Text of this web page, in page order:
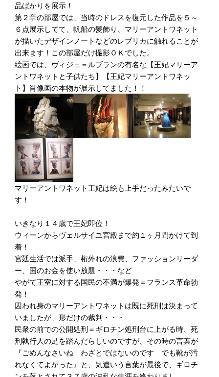
品ばかりを展示！
第２章の部屋では、当時のドレスを復元した作品を５～
６点展示してて、帆船の髪飾り、マリーアントワネット
が描いたデザインノートなどのレプリカに触れることが
出来ます！この部屋だけ撮影ＯＫでした。
絵画では、ヴィジェ＝ルブランの有名な【王妃マリーア
ントワネットと子供たち】【王妃マリーアントワネッ
ト】肖像画の本物が展示してました！！
マリーアントワネット王妃は絵も上手だったみたいで
す！
いきなり１４歳で王妃即位！
ウィーンからヴェルサイユ宮殿まで約１ヶ月間かけて到
着！
宮廷生活では派手、桁外れの浪費、ファッションリーダ
ー、国のお金を使い放題・・・など
やがて王室に対する国民の不満が爆発＝フランス革命勃
発！
囚われ身のマリーアントワネットは既に死刑は決まって
いましたが、形だけの裁判・・・
民衆の前での公開処刑＝ギロチン処刑台に上がる時、死
刑執行人の足を踏んだらしいのですが、その時の言葉が
『ごめんなさいね わざとではないのです でも靴が汚
れなくてよかった』と、気遣いう言葉が最後で、ギロチ